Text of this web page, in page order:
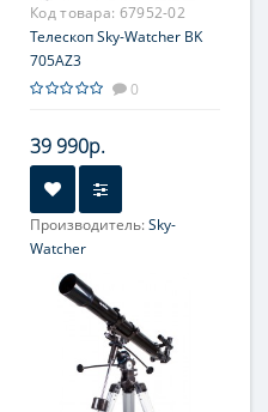
Код товара: 67952-02
Телескоп Sky-Watcher BK
705AZ3
0
39 990р.
Производитель:Sky-
Watcher
Увеличение, крат:
Диаметр главного зеркала
(апертура), мм:
70 (2.75'')
Фокусное расстояние, мм: